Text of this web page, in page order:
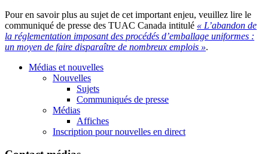
Pour en savoir plus au sujet de cet important enjeu, veuillez lire le
communiqué de presse des TUAC Canada intitulé « L’abandon de
la réglementation imposant des procédés d’emballage uniformes :
un moyen de faire disparaître de nombreux emplois ».
Médias et nouvelles
Nouvelles
Sujets
Communiqués de presse
Médias
Affiches
Inscription pour nouvelles en direct